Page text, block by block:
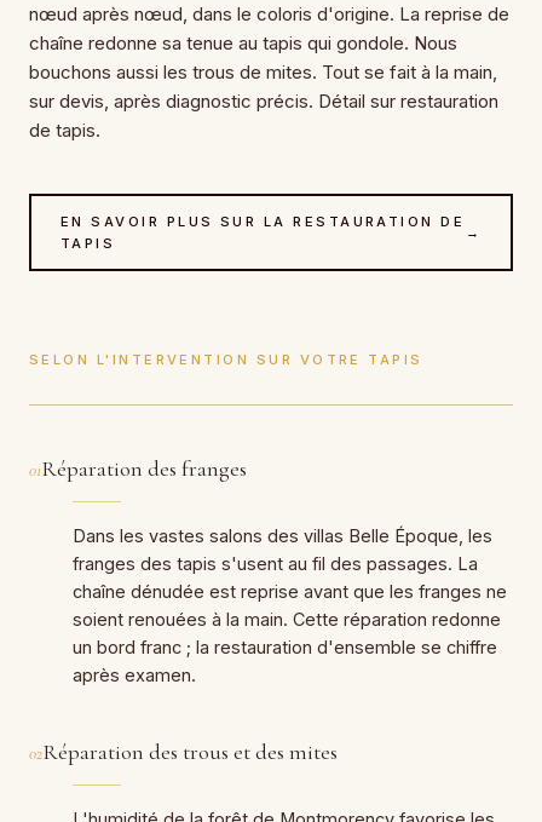
nœud après nœud, dans le coloris d'origine. La reprise de
chaîne redonne sa tenue au tapis qui gondole. Nous
bouchons aussi les trous de mites. Tout se fait à la main,
sur devis, après diagnostic précis. Détail sur restauration
de tapis.
EN SAVOIR PLUS SUR LA RESTAURATION DE
TAPIS
→
SELON L'INTERVENTION SUR VOTRE TAPIS
01Réparation des franges
Dans les vastes salons des villas Belle Époque, les
franges des tapis s'usent au fil des passages. La
chaîne dénudée est reprise avant que les franges ne
soient renouées à la main. Cette réparation redonne
un bord franc ; la restauration d'ensemble se chiffre
après examen.
02Réparation des trous et des mites